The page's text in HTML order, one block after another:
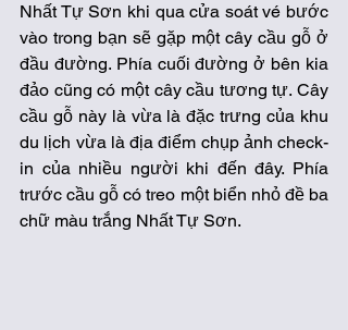
Nhất Tự Sơn khi qua cửa soát vé bước
vào trong bạn sẽ gặp một cây cầu gỗ ở
đầu đường. Phía cuối đường ở bên kia
đảo cũng có một cây cầu tương tự. Cây
cầu gỗ này là vừa là đặc trưng của khu
du lịch vừa là địa điểm chụp ảnh check-
in của nhiều người khi đến đây. Phía
trước cầu gỗ có treo một biển nhỏ đề ba
chữ màu trắng Nhất Tự Sơn.